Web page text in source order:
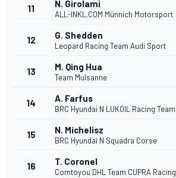
11 N. Girolami
ALL-INKL.COM Münnich Motorsport
12 G. Shedden
Leopard Racing Team Audi Sport
13 M. Qing Hua
Team Mulsanne
14 A. Farfus
BRC Hyundai N LUKOIL Racing Team
15 N. Michelisz
BRC Hyundai N Squadra Corse
16 T. Coronel
Comtoyou DHL Team CUPRA Racing